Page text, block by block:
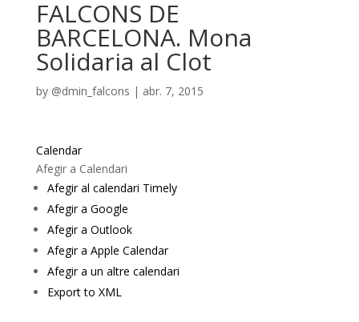
FALCONS DE
BARCELONA. Mona
Solidaria al Clot
by @dmin_falcons | abr. 7, 2015
Calendar
Afegir a Calendari
Afegir al calendari Timely
Afegir a Google
Afegir a Outlook
Afegir a Apple Calendar
Afegir a un altre calendari
Export to XML